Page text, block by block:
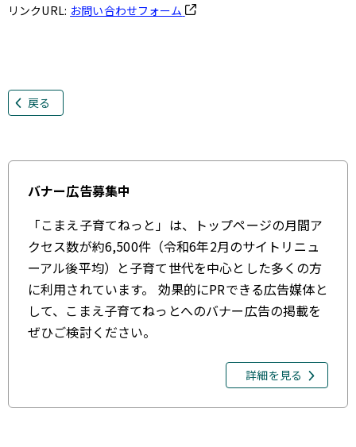
リンクURL: お問い合わせフォーム
戻る
バナー広告募集中
「こまえ子育てねっと」は、トップページの月間ア
クセス数が約6,500件（令和6年2月のサイトリニュ
ーアル後平均）と子育て世代を中心とした多くの方
に利用されています。 効果的にPRできる広告媒体と
して、こまえ子育てねっとへのバナー広告の掲載を
ぜひご検討ください。
詳細を見る